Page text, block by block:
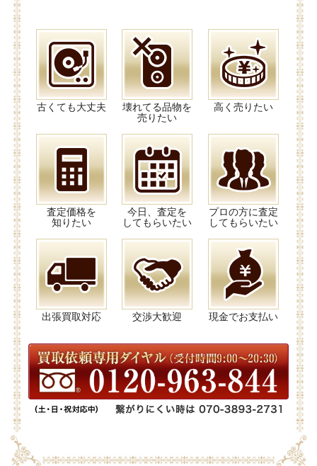
古くても大丈夫
壊れてる品物を
売りたい
高く売りたい
査定価格を
知りたい
今日、査定を
してもらいたい
プロの方に査定
してもらいたい
出張買取対応 交渉大歓迎 現金でお支払い